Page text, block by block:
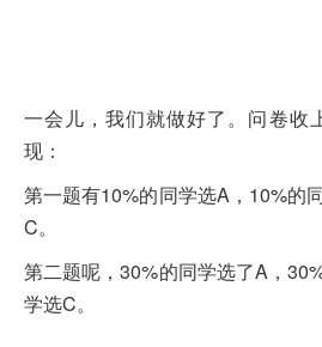
一会儿，我们就做好了。问卷收
现：
第一题有10%的同学选A，10%的
C。
第二题呢，30%的同学选了A，
学选C。